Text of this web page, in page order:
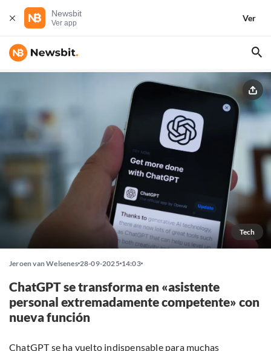
Newsbit
Ver app
Ver
Tech
Jeroen van Welsenes 28-09-2025 14:03
ChatGPT se transforma en «asistente
personal extremadamente competente» con
nueva función
ChatGPT se ha vuelto indispensable para muchas